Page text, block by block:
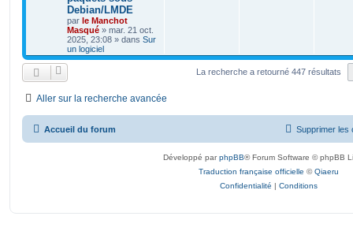
Debian/LMDE
par le Manchot
Masqué » mar. 21 oct.
2025, 23:08 » dans Sur
un logiciel
La recherche a retourné 447 résultats
Aller sur la recherche avancée
Accueil du forum Supprimer les
Développé parphpBB® Forum Software © phpBB
Traduction française officielle ©Qiaeru
Confidentialité | Conditions